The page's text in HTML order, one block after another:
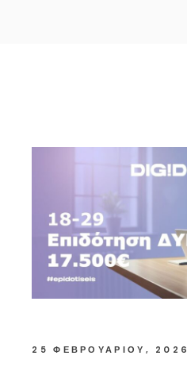
25 ΦΕΒΡΟΥΑΡΊΟΥ, 2026